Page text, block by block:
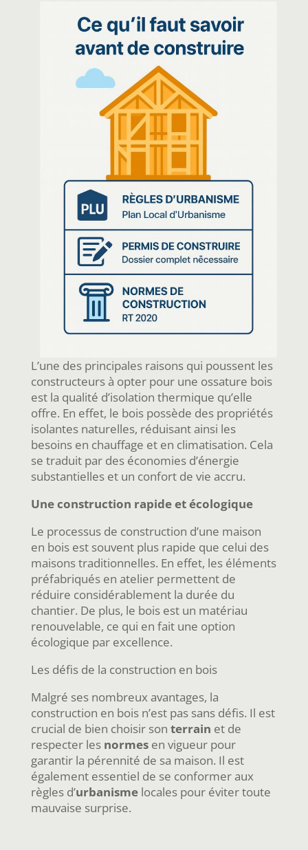
L’une des principales raisons qui poussent les
constructeurs à opter pour une ossature bois
est la qualité d’isolation thermique qu’elle
offre. En effet, le bois possède des propriétés
isolantes naturelles, réduisant ainsi les
besoins en chauffage et en climatisation. Cela
se traduit par des économies d’énergie
substantielles et un confort de vie accru.
Une construction rapide et écologique
Le processus de construction d’une maison
en bois est souvent plus rapide que celui des
maisons traditionnelles. En effet, les éléments
préfabriqués en atelier permettent de
réduire considérablement la durée du
chantier. De plus, le bois est un matériau
renouvelable, ce qui en fait une option
écologique par excellence.
Les défis de la construction en bois
Malgré ses nombreux avantages, la
construction en bois n’est pas sans défis. Il est
crucial de bien choisir son terrain et de
respecter les normesen vigueur pour
garantir la pérennité de sa maison. Il est
également essentiel de se conformer aux
règles d’urbanismelocales pour éviter toute
mauvaise surprise.